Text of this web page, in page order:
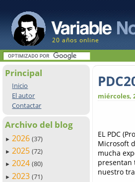
20 años online
Principal
Inicio
El autor
Contactar
Archivo del blog
► 2026 (37)
► 2025 (72)
► 2024 (80)
► 2023 (71)
miércoles,
EL PDC
Microsoft
mucha
presentan
nuestro